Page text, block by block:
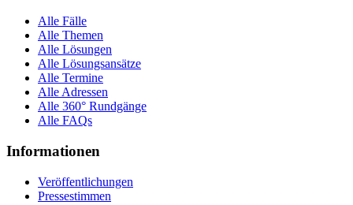
Alle Fälle
Alle Themen
Alle Lösungen
Alle Lösungsansätze
Alle Termine
Alle Adressen
Alle 360° Rundgänge
Alle FAQs
Informationen
Veröffentlichungen
Pressestimmen